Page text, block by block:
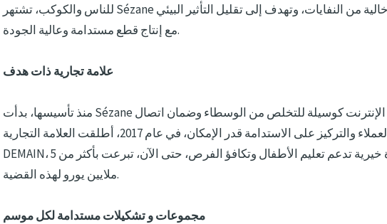
للناس والكوكب، تشتهر Sézane بطرق إنتاج خالية من النفايات، وتهدف إلى تقليل التأثير البيئي
مع إنتاج قطع مستدامة وعالية الجودة.
علامة تجارية ذات هدف
منذ تأسيسها، بدأت Sézane العمل عبر الإنترنت كوسيلة للتخلص من الوسطاء وضمان اتصال
مباشر بالعملاء والتركيز على الاستدامة قدر الإمكان، في عام 2017، أطلقت العلامة التجارية
DEMAIN، وهي مبادرة خيرية تدعم تعليم الأطفال وتكافؤ الفرص، حتى الآن، تبرعت بأكثر من 5
ملايين يورو لهذه القضية.
مجموعات و تشكيلات مستدامة لكل موسم